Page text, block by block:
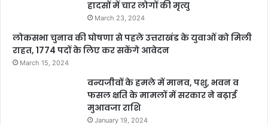
हादसों में चार लोगों की मृत्यु
March 23, 2024
लोकसभा चुनाव की घोषणा से पहले उत्तराखंड के युवाओं को मिली
राहत, 1774 पदों के लिए कर सकेंगे आवेदन
March 15, 2024
वन्यजीवों के हमले में मानव, पशु, भवन व
फसल क्षति के मामलों में सरकार ने बढ़ाई
मुआवजा राशि
January 19, 2024